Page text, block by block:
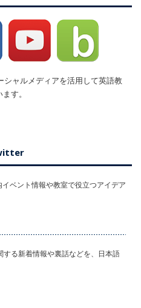
シャルメディアを活用して英語教
す。
ベント情報や教室で役立つアイデア
る新着情報や裏話などを、日本語